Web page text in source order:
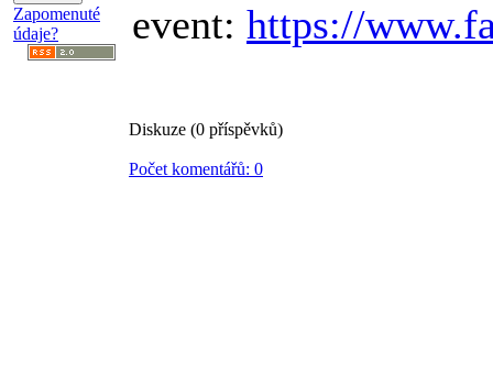
Zapomenuté
údaje?
event: https://
Diskuze (0 příspěvků)
Počet komentářů: 0